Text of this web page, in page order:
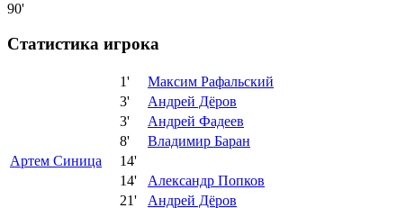
90'
Статистика игрока
1'
Максим Рафальский
3'
Андрей Дёров
3'
Андрей Фадеев
8'
Владимир Баран
Артем Синица
14'
14'
Александр Попков
21'
Андрей Дёров